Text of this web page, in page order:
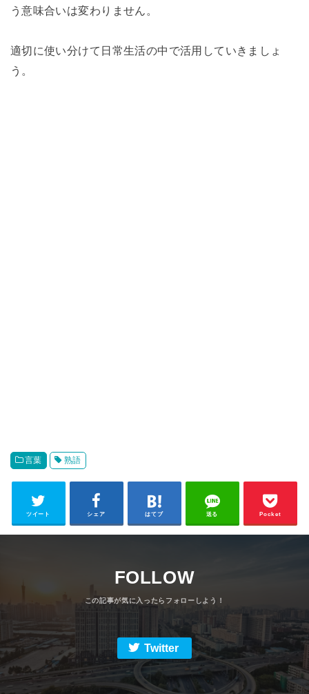
う意味合いは変わりません。
適切に使い分けて日常生活の中で活用していきましょ
う。
言葉 熟語
ツイート シェア はてブ 送る Pocket
FOLLOW
Twitter